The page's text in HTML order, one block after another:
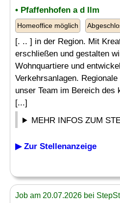
• Pfaffenhofen a d Ilm
Homeoffice möglich
[. .. ] in der Region. Mit
erschließen und gestalten
Wohnquartiere und
Verkehrsanlagen.
unser Team im Bereich des
[...]
MEHR INFOS ZUM
▶ Zur Stellenanzeige
Job am 20.07.2026 bei